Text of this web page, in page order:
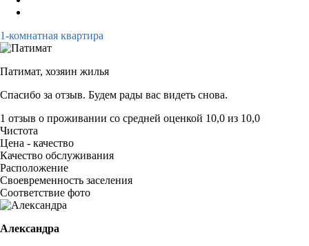
1-комнатная квартира
Патимат, хозяин жилья
Спасибо за отзыв. Будем рады вас видеть снова.
1 отзыв о проживании со средней оценкой 10,0 из 10,0
Чистота
Цена - качество
Качество обслуживания
Расположение
Своевременность заселения
Соответствие фото
Александра